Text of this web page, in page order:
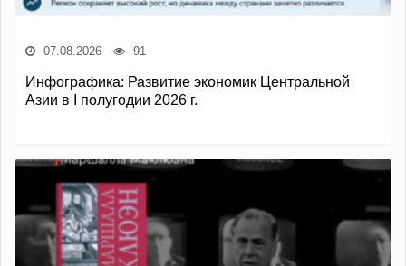
07.08.2026 91
Инфографика: Развитие экономик Центральной
Азии в I полугодии 2026 г.